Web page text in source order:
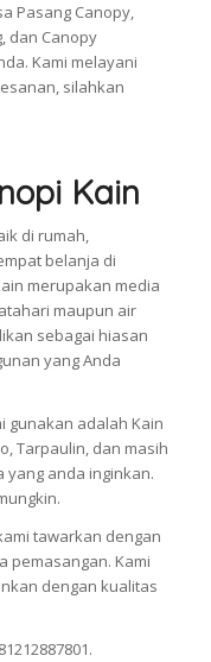
Pasang Canopy,
dan Canopy
Kami melayani
silahkan
Kain
di rumah,
belanja di
merupakan media
maupun air
sebagai hiasan
yang Anda
gunakan adalah Kain
Tarpaulin, dan masih
yang anda inginkan.
tawarkan dengan
pemasangan. Kami
dengan kualitas